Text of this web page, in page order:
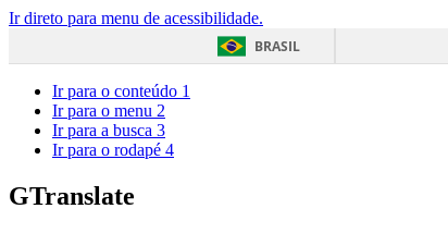
Ir direto para menu de acessibilidade.
BRASIL
Ir para o conteúdo 1
Ir para o menu 2
Ir para a busca 3
Ir para o rodapé 4
GTranslate